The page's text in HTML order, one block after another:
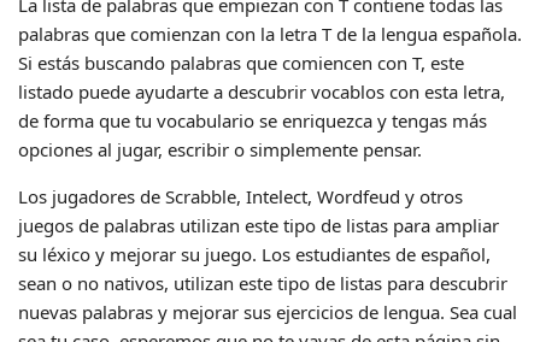
palabras que comienzan con la letra T de la lengua española.
Si estás buscando palabras que comiencen con T, este
listado puede ayudarte a descubrir vocablos con esta letra,
de forma que tu vocabulario se enriquezca y tengas más
opciones al jugar, escribir o simplemente pensar.
Los jugadores de Scrabble, Intelect, Wordfeud y otros
juegos de palabras utilizan este tipo de listas para ampliar
su léxico y mejorar su juego. Los estudiantes de español,
sean o no nativos, utilizan este tipo de listas para descubrir
nuevas palabras y mejorar sus ejercicios de lengua. Sea cual